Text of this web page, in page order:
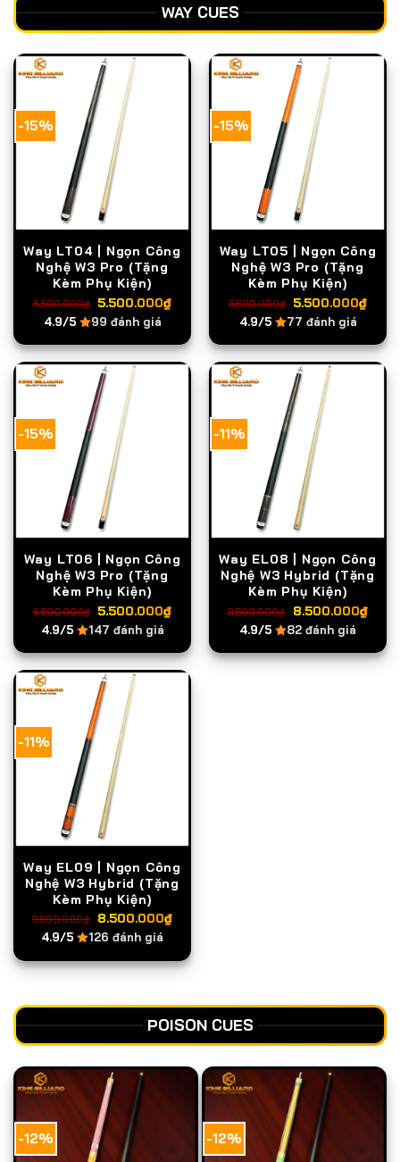
WAY CUES
-15%
Way LT04 | Ngọn Công
Nghệ W3 Pro (Tặng
Kèm Phụ Kiện)
6.500.000₫ Giá
gốc
là:
6.500.000₫.
5.500.000₫Giá
tại
là:
5.500.000₫.
4.9/5 99 đánh giá
-15%
Way LT05 | Ngọn Công
Nghệ W3 Pro (Tặng
Kèm Phụ Kiện)
6.500.000₫ Giá
gốc
là:
6.500.000₫.
5.500.000₫Giá
tại
là:
4.9/5 77 đánh giá
-15%
Way LT06 | Ngọn Công
Nghệ W3 Pro (Tặng
Kèm Phụ Kiện)
6.500.000₫ Giá
gốc
là:
6.500.000₫.
5.500.000₫Giá
tại
là:
5.500.000₫.
4.9/5 147 đánh giá
-11%
Way EL08 | Ngọn Công
Nghệ W3 Hybrid (Tặng
Kèm Phụ Kiện)
9.500.000₫ Giá
gốc
là:
9.500.000₫.
8.500.000₫Giá
tại
là:
4.9/5 82 đánh giá
-11%
Way EL09 | Ngọn Công
Nghệ W3 Hybrid (Tặng
Kèm Phụ Kiện)
9.500.000₫ Giá
gốc
là:
9.500.000₫.
8.500.000₫Giá
tại
là:
4.9/5 126 đánh giá
POISON CUES
-12% -12%